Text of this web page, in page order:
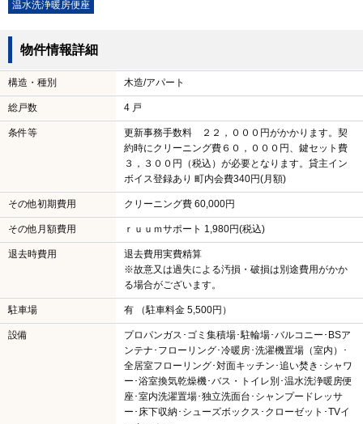
温水洗浄暖房便座
物件情報詳細
構造・種別 木造/アパート
総戸数 4 戸
条件等
更新事務手数料 ２２，０００円がかかります。契
約時にクリーニング費６０，０００円、鍵セット費
３，３００円（税込）が必要となります。貸主イン
ボイス登録あり 町内会費340円(月額)
その他初期費用 クリーニング費 60,000円
その他月額費用 ｒｕｕｍサポート 1,980円(税込)
退去時費用
退去費用実費精算
※故意又は過失による汚損・破損は別途費用がかか
る場合がございます。
駐車場 有 （駐車料金 5,500円）
設備
プロパンガス･ゴミ集積場･駐輪場･バルコニー･BSア
ンテナ･フローリング･冷暖房･洗濯機置場（室内）･
全居室フローリング･対面キッチン･追い焚き･シャワ
ー･浴室換気乾燥機･バス・トイレ別･温水洗浄暖房便
座･室内洗濯置場･独立洗面台･シャンプードレッサ
ー･床下収納･シューズボックス･クローゼット･TVイ